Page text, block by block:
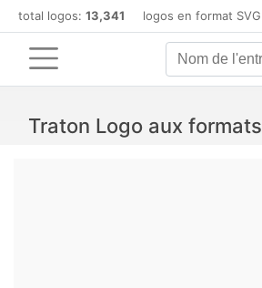
total logos: 13,341 logos en format
Traton Logo aux